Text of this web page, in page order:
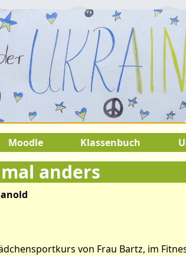
SOMMERFERIEN ! 9.Juli 2026 bis
Moodle Klassenbuch
anders
von Frau Bartz, im
mal